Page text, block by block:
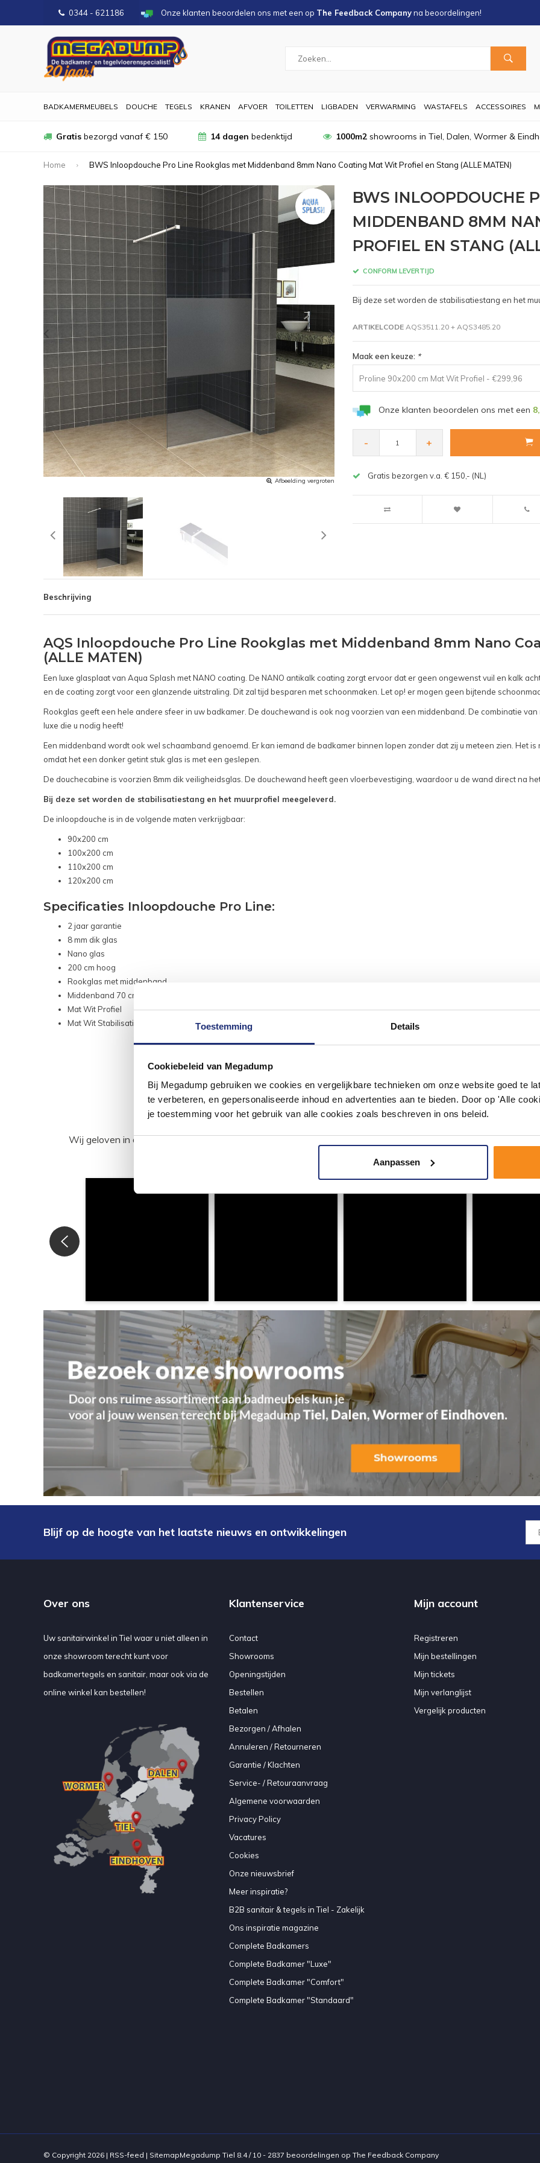
Toestemming Details
Cookiebeleid van Megadump
Bij Megadump gebruiken we cookies en vergelijkbare technieken om onze website goed te
te verbeteren, en gepersonaliseerde inhoud en advertenties aan te bieden. Door op 'Alle
je toestemming voor het gebruik van alle cookies zoals beschreven in ons beleid.
Aanpassen
0344 - 621186 Onze klanten beoordelen ons met een op The Feedback Companyna beoordelingen!
BADKAMERMEUBELS DOUCHE TEGELS KRANEN AFVOER TOILETTEN LIGBADEN VERWARMING WASTAFELS ACCESSOIRES
Gratis bezorgd vanaf € 150 14 dagen bedenktijd 1000m2showrooms in Tiel, Dalen, Wormer &
Home BWS Inloopdouche Pro Line Rookglas met Middenband 8mm Nano Coating Mat Wit Profiel en Stang (ALLE MATEN)
Afbeelding vergroten
BWS INLOOPDOUCHE
MIDDENBAND 8MM
PROFIEL EN STANG
CONFORM LEVERTIJD
Bij deze set worden de stabilisatiestang en het
ARTIKELCODEAQS3511.20 + AQS3485.20
Maak een keuze: *
Proline 90x200 cm Mat Wit Profiel - €299,96
Onze klanten beoordelen ons met een
- +
Gratis bezorgen v.a. € 150,- (NL)
Beschrijving
AQS Inloopdouche Pro Line Rookglas met Middenband 8mm Nano
(ALLE MATEN)
Een luxe glasplaat van Aqua Splash met NANO coating. De NANO antikalk coating zorgt ervoor dat er geen ongewenst vuil en kalk
en de coating zorgt voor een glanzende uitstraling. Dit zal tijd besparen met schoonmaken. Let op! er mogen geen bijtende
Rookglas geeft een hele andere sfeer in uw badkamer. De douchewand is ook nog voorzien van een middenband. De combinatie
luxe die u nodig heeft!
Een middenband wordt ook wel schaamband genoemd. Er kan iemand de badkamer binnen lopen zonder dat zij u meteen zien. Het
omdat het een donker getint stuk glas is met een geslepen.
De douchecabine is voorzien 8mm dik veiligheidsglas. De douchewand heeft geen vloerbevestiging, waardoor u de wand direct na
Bij deze set worden de stabilisatiestang en het muurprofiel meegeleverd.
De inloopdouche is in de volgende maten verkrijgbaar:
90x200 cm
100x200 cm
110x200 cm
120x200 cm
Specificaties Inloopdouche Pro Line:
2 jaar garantie
8 mm dik glas
Nano glas
200 cm hoog
Rookglas met middenband
Middenband 70 cm hoog
Mat Wit Profiel
Mat Wit Stabilisatiestang
#mijndroombadkamer
Wij geloven in de kracht van delen. Deel jouw badkamer op Instagram met #mijndroombadkamer en tag
omgeving vol met unieke badkamerstijlen. Doe je mee?
Blijf op de hoogte van het laatste nieuws en ontwikkelingen
Over ons
Uw sanitairwinkel in Tiel waar u niet alleen in
onze showroom terecht kunt voor
badkamertegels en sanitair, maar ook via de
online winkel kan bestellen!
Klantenservice
Contact
Showrooms
Openingstijden
Bestellen
Betalen
Bezorgen / Afhalen
Annuleren / Retourneren
Garantie / Klachten
Service- / Retouraanvraag
Algemene voorwaarden
Privacy Policy
Vacatures
Cookies
Onze nieuwsbrief
Meer inspiratie?
B2B sanitair & tegels in Tiel - Zakelijk
Ons inspiratie magazine
Complete Badkamers
Complete Badkamer "Luxe"
Complete Badkamer "Comfort"
Complete Badkamer "Standaard"
Mijn account
Registreren
Mijn bestellingen
Mijn tickets
Mijn verlanglijst
Vergelijk producten
© Copyright 2026 | RSS-feed | SitemapMegadump Tiel 8.4/ 10 - 2837 beoordelingen op The Feedback Company